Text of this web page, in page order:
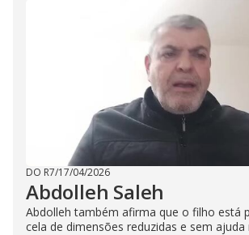
DO R7/17/04/2026
Abdolleh Saleh
Abdolleh também afirma que o filho está
cela de dimensões reduzidas e sem ajuda